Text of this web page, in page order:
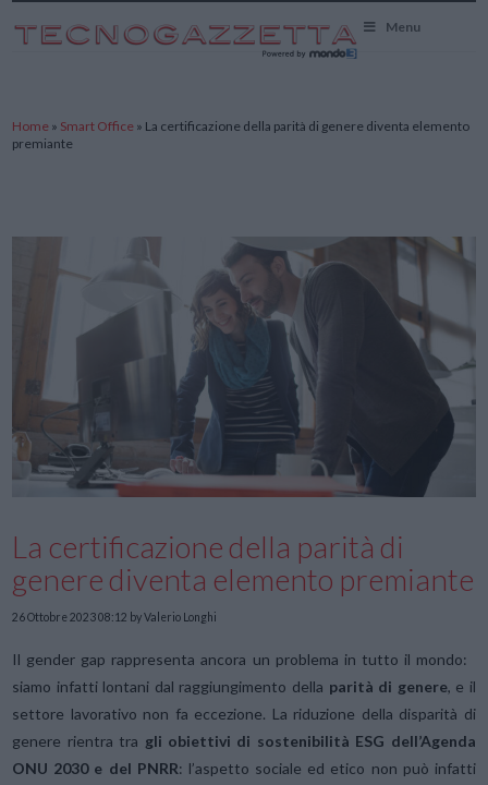
Menu
Home » Smart Office » La certificazione della parità di genere diventa elemento
premiante
La certificazione della parità di
genere diventa elemento premiante
26 Ottobre 2023 08:12 by Valerio Longhi
Il gender gap rappresenta ancora un problema in tutto il mondo:
siamo infatti lontani dal raggiungimento della parità di genere, e il
settore lavorativo non fa eccezione. La riduzione della disparità di
genere rientra tra gli obiettivi di sostenibilità ESG dell’Agenda
ONU 2030 e del PNRR: l’aspetto sociale ed etico non può infatti